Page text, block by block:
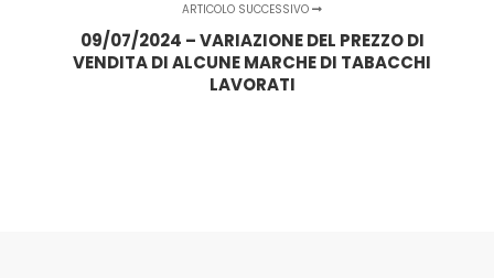
ARTICOLO SUCCESSIVO
09/07/2024 – VARIAZIONE DEL PREZZO DI
VENDITA DI ALCUNE MARCHE DI TABACCHI
LAVORATI